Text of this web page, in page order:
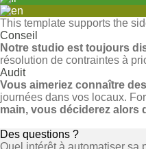
This template supports the
Conseil
Notre studio est toujours
résolution de contraintes à
Audit
Vous aimeriez connaître
journées dans vos locaux.
main, vous déciderez alors
Des questions ?
Quel intérêt à automatiser sa